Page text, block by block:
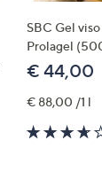
SBC Gel
Prolagel
€ 44,00
€ 88,00 /1 l